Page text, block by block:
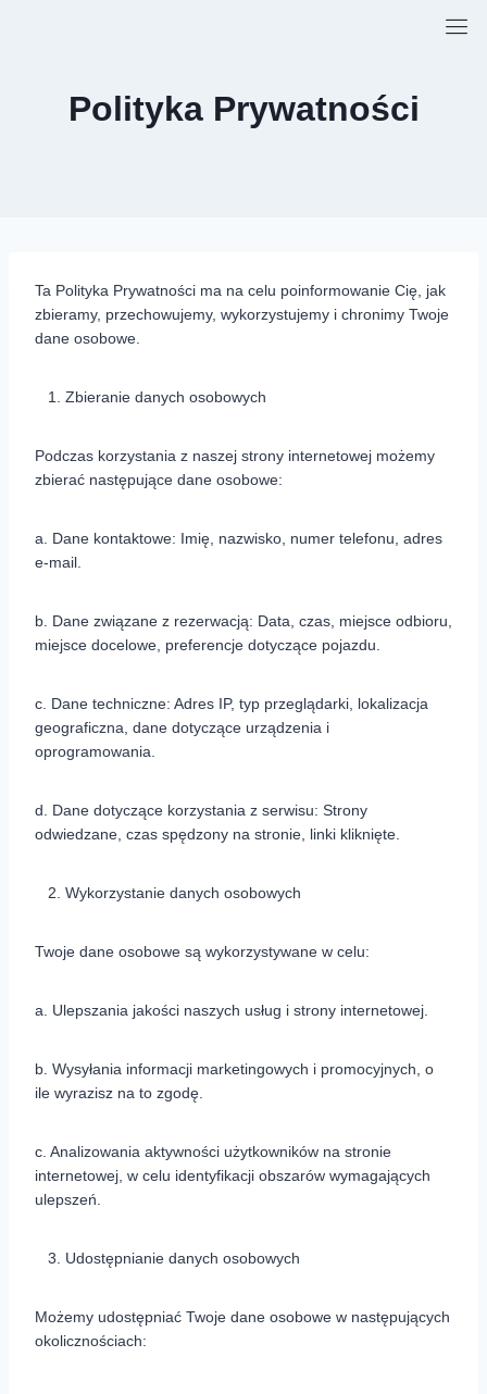
Polityka Prywatności
Ta Polityka Prywatności ma na celu poinformowanie Cię, jak
zbieramy, przechowujemy, wykorzystujemy i chronimy Twoje
dane osobowe.
Zbieranie danych osobowych
Podczas korzystania z naszej strony internetowej możemy
zbierać następujące dane osobowe:
a. Dane kontaktowe: Imię, nazwisko, numer telefonu, adres
e-mail.
b. Dane związane z rezerwacją: Data, czas, miejsce odbioru,
miejsce docelowe, preferencje dotyczące pojazdu.
c. Dane techniczne: Adres IP, typ przeglądarki, lokalizacja
geograficzna, dane dotyczące urządzenia i
oprogramowania.
d. Dane dotyczące korzystania z serwisu: Strony
odwiedzane, czas spędzony na stronie, linki kliknięte.
Wykorzystanie danych osobowych
Twoje dane osobowe są wykorzystywane w celu:
a. Ulepszania jakości naszych usług i strony internetowej.
b. Wysyłania informacji marketingowych i promocyjnych, o
ile wyrazisz na to zgodę.
c. Analizowania aktywności użytkowników na stronie
internetowej, w celu identyfikacji obszarów wymagających
ulepszeń.
Udostępnianie danych osobowych
Możemy udostępniać Twoje dane osobowe w następujących
okolicznościach: